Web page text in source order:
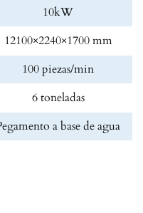
10kW
12100×2240×1700 mm
100 piezas/min
6 toneladas
a base de agua